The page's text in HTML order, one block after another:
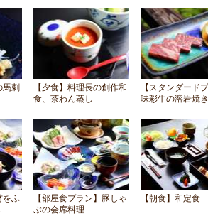
馬刺
【夕食】料理長の創作和
食、茶わん蒸し
【スタンダード
味彩牛の溶岩焼き
をふ
【部屋食プラン】豚しゃ
ぶの会席料理
【朝食】和定食